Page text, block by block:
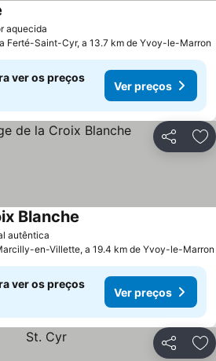
aquecida
Ferté-Saint-Cyr, a 13.7 km de Yvoy-le-Marron
ver os preços
Ver preços
Partilhar
autêntica
Blanche
en-Villette, a 19.4 km de Yvoy-le-Marron
ver os preços
Ver preços
Partilhar